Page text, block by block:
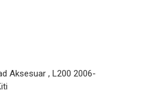
Aksesuar ,L200 2006-